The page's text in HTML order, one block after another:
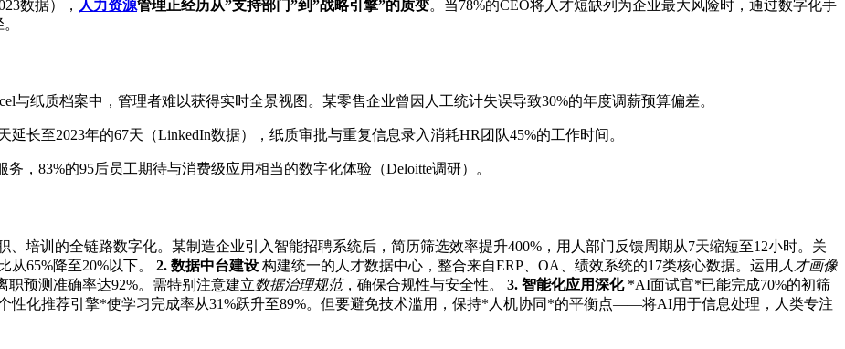
数据）， 人力资源管理正经历从”支持部门”到”战略引擎”的质变。当78%的CEO将人才短缺列为企业最大风险时，通过数字化手
与纸质档案中，管理者难以获得实时全景视图。某零售企业曾因人工统计失误导致30%的年度调薪预算偏差。
延长至2023年的67天（LinkedIn数据），纸质审批与重复信息录入消耗HR团队45%的工作时间。
务，83%的95后员工期待与消费级应用相当的数字化体验（Deloitte调研）。
、培训的全链路数字化。某制造企业引入智能招聘系统后，简历筛选效率提升400%，用人部门反馈周期从7天缩短至12小时。关
从65%降至20%以下。 2. 数据中台建设 构建统一的人才数据中心，整合来自ERP、OA、绩效系统的17类核心数据。运用 人才画像
预测准确率达92%。需特别注意建立数据治理规范，确保合规性与安全性。 3. 智能化应用深化*AI面试官*已能完成70%的初筛
性化推荐引擎*使学习完成率从31%跃升至89%。但要避免技术滥用，保持*人机协同*的平衡点——将AI用于信息处理，人类专注